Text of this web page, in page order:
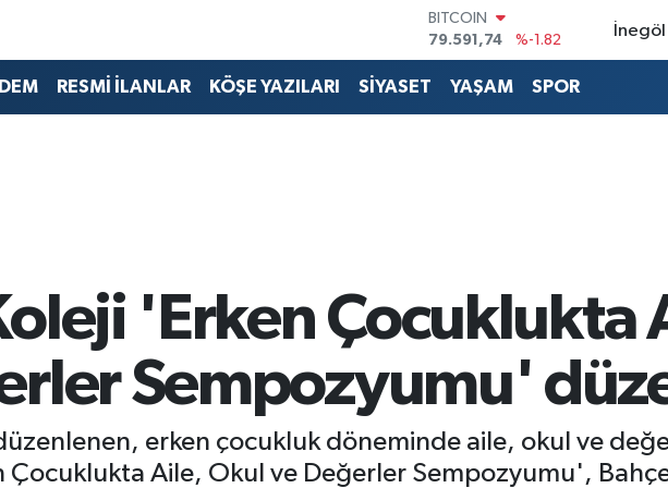
DOLAR
45,43620
%0.02
EURO
53,38690
%0.19
İnegöl
RESMİ İLANLAR KÖŞE YAZILARI SİYASET YAŞAM SPOR
'Erken Çocuklukta
Sempozyumu'
erken çocukluk döneminde aile, okul ve
Çocuklukta Aile, Okul ve Değerler Sempozyumu',